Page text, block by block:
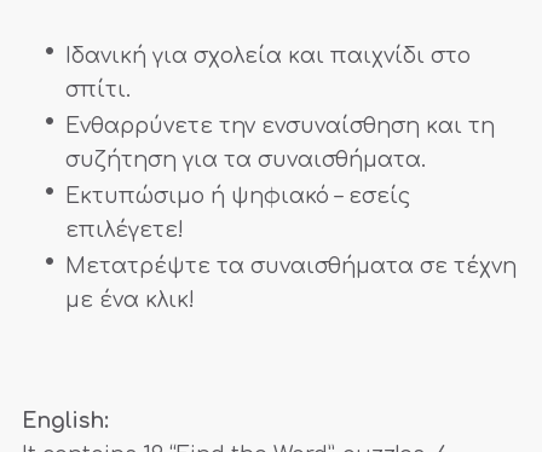
Ιδανική για σχολεία και παιχνίδι στο
σπίτι.
Ενθαρρύνετε την ενσυναίσθηση και τη
συζήτηση για τα συναισθήματα.
Εκτυπώσιμο ή ψηφιακό – εσείς
επιλέγετε!
Μετατρέψτε τα συναισθήματα σε τέχνη
με ένα κλικ!
English: